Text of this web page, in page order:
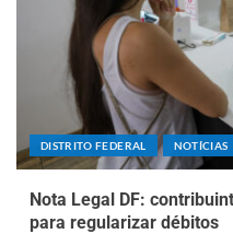
DISTRITO FEDERAL NOTÍCIAS
Nota Legal DF:
para regularizar débitos